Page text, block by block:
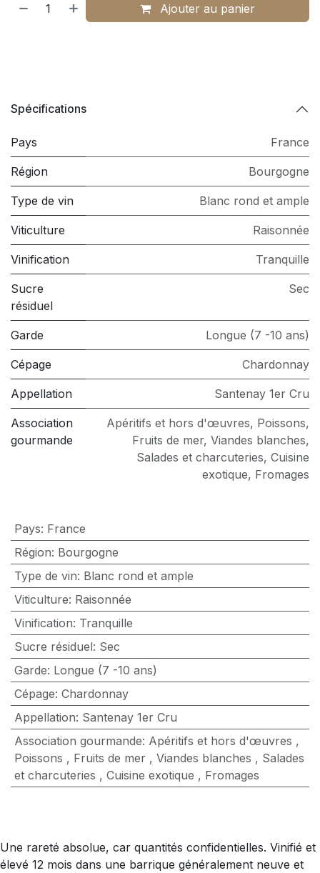
Ajouter au panier
Spécifications
Pays France
Région Bourgogne
Type de vin Blanc rond et ample
Viticulture Raisonnée
Vinification Tranquille
Sucre
résiduel
Sec
Garde Longue (7 -10 ans)
Cépage Chardonnay
Appellation Santenay 1er Cru
Association
gourmande
Apéritifs et hors d'œuvres, Poissons,
Fruits de mer, Viandes blanches,
Salades et charcuteries, Cuisine
exotique, Fromages
Pays: France
Région: Bourgogne
Type de vin: Blanc rond et ample
Viticulture: Raisonnée
Vinification: Tranquille
Sucre résiduel: Sec
Garde: Longue (7 -10 ans)
Cépage: Chardonnay
Appellation: Santenay 1er Cru
Association gourmande: Apéritifs et hors d'œuvres ,
Poissons , Fruits de mer, Viandes blanches , Salades
et charcuteries , Cuisine exotique , Fromages
Une rareté absolue, car quantités confidentielles. Vinifié et
élevé 12 mois dans une barrique généralement neuve et